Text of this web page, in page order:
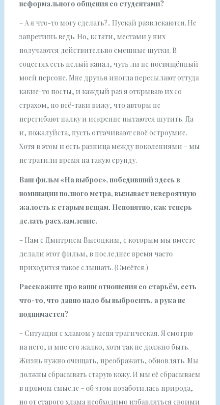
неформального общения со студентами?
– А я что-то могу сделать?.. Пускай развлекаются. Не
запретишь ведь. Но, кстати, местами у них
получаются действительно смешные шутки. В
соцсетях есть целый канал, чуть ли не посвящённый
моей персоне. Мне друзья иногда пересылают оттуда
какие-то посты, и каждый раз я открываю их со
страхом, но всё-таки вижу, что авторы не
перегибают палку и искренне пытаются шутить. Да
и, пожалуйста, пусть оттачивают своё остроумие.
Хотя в этом и есть разница между поколениями – мы
не тратили время на такую ерунду.
Ваш фильм «На выброс», победивший здесь в
номинации полного метра, вызывает невероятную
жалость к старым вещам. Непонятно, как теперь
делать расхламление.
– Нам с Дмитрием Высоцким, с которым мы вместе
делали этот фильм, в последнее время часто
приходится такое слышать. (Смеётся.)
Расскажите про ваши отношения со старьём, есть
что-то, что давно надо бы выбросить, а рука не
поднимается?
– Ситуация с хламом у меня трагическая. Я смотрю
на него, и мне его жалко, хотя так не должно быть.
Жизнь нужно очищать, преображать, обновлять. Мы
должны сбрасывать старую кожу. И мы её сбрасываем
в прямом смысле – об этом позаботилась природа,
но от старого хлама необходимо избавляться своими